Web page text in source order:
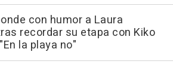
con humor a Laura
recordar su etapa con Kiko
la playa no"